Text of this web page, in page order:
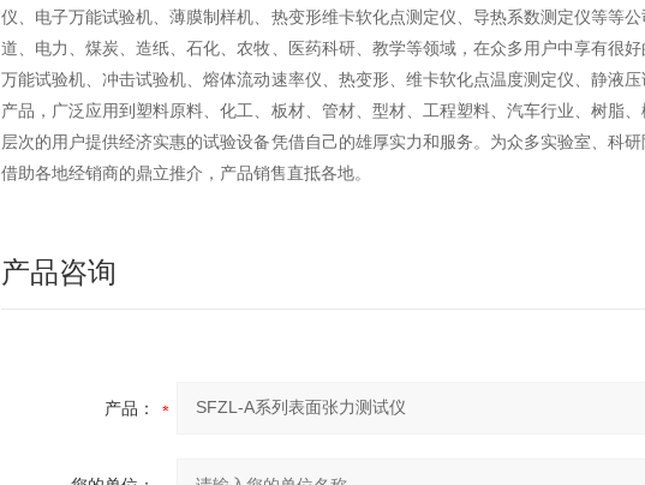
仪、电子万能试验机、薄膜制样机、热变形维卡软化点测定仪、导热系数测定仪等等
道、电力、煤炭、造纸、石化、农牧、医药科研、教学等领域，在众多用户中享有很
万能试验机、冲击试验机、熔体流动速率仪、热变形、维卡软化点温度测定仪、静液
产品，广泛应用到塑料原料、化工、板材、管材、型材、工程塑料、汽车行业、树脂
层次的用户提供经济实惠的试验设备凭借自己的雄厚实力和服务。为众多实验室、科
借助各地经销商的鼎立推介，产品销售直抵各地。
产品咨询
产品：